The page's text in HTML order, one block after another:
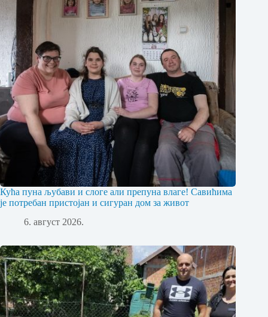
Кућа пуна љубави и слоге али препуна влаге! Савићима
је потребан пристојан и сигуран дом за живот
6. август 2026.